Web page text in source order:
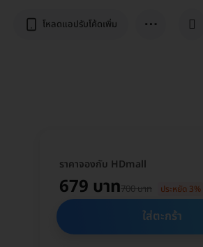
โหลดแอปรับโค้ดเพิ่ม ⋯
ราคาจองกับ HDmall
679 บาท700 บาท ประหยัด 3%
ใส่ตะกร้า